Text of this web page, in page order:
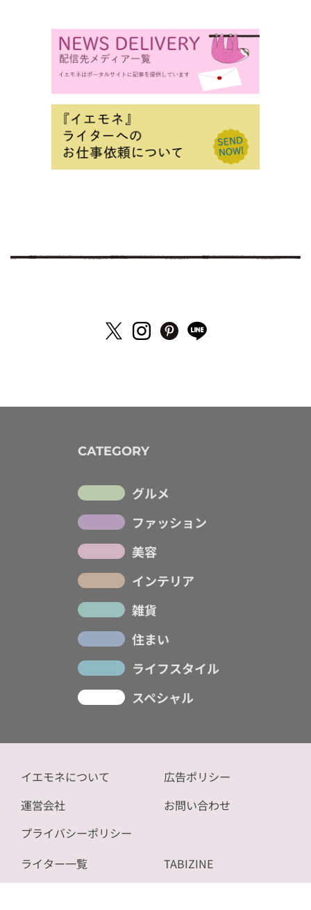
CATEGORY
グルメ
ファッション
美容
インテリア
雑貨
住まい
ライフスタイル
スペシャル
イエモネについて
運営会社
プライバシーポリシー
広告ポリシー
お問い合わせ
ライター一覧
TABIZINE